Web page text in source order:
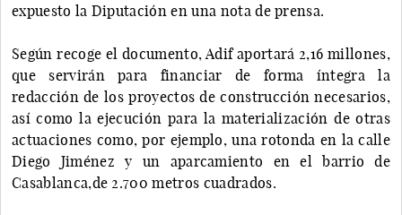
expuesto la Diputación en una nota de prensa.
Según recoge el documento, Adif aportará 2,16 millones,
que servirán para financiar de forma íntegra la
redacción de los proyectos de construcción necesarios,
así como la ejecución para la materialización de otras
actuaciones como, por ejemplo, una rotonda en la calle
Diego Jiménez y un aparcamiento en el barrio de
Casablanca,de 2.700 metros cuadrados.